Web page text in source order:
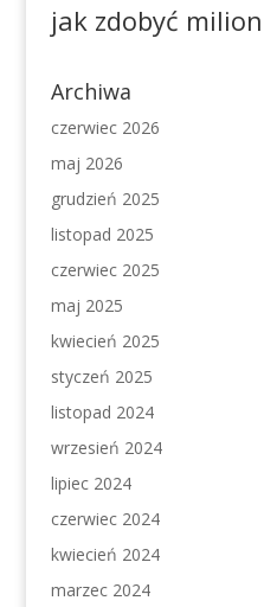
jak zdobyć milion
Archiwa
czerwiec 2026
maj 2026
grudzień 2025
listopad 2025
czerwiec 2025
maj 2025
kwiecień 2025
styczeń 2025
listopad 2024
wrzesień 2024
lipiec 2024
czerwiec 2024
kwiecień 2024
marzec 2024